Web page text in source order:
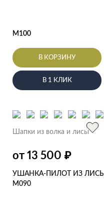
M100
В КОРЗИНУ
В 1 КЛИК
Шапки из волка и лисы
от 13 500 ₽
УШАНКА-ПИЛОТ ИЗ ЛИСЫ
M090